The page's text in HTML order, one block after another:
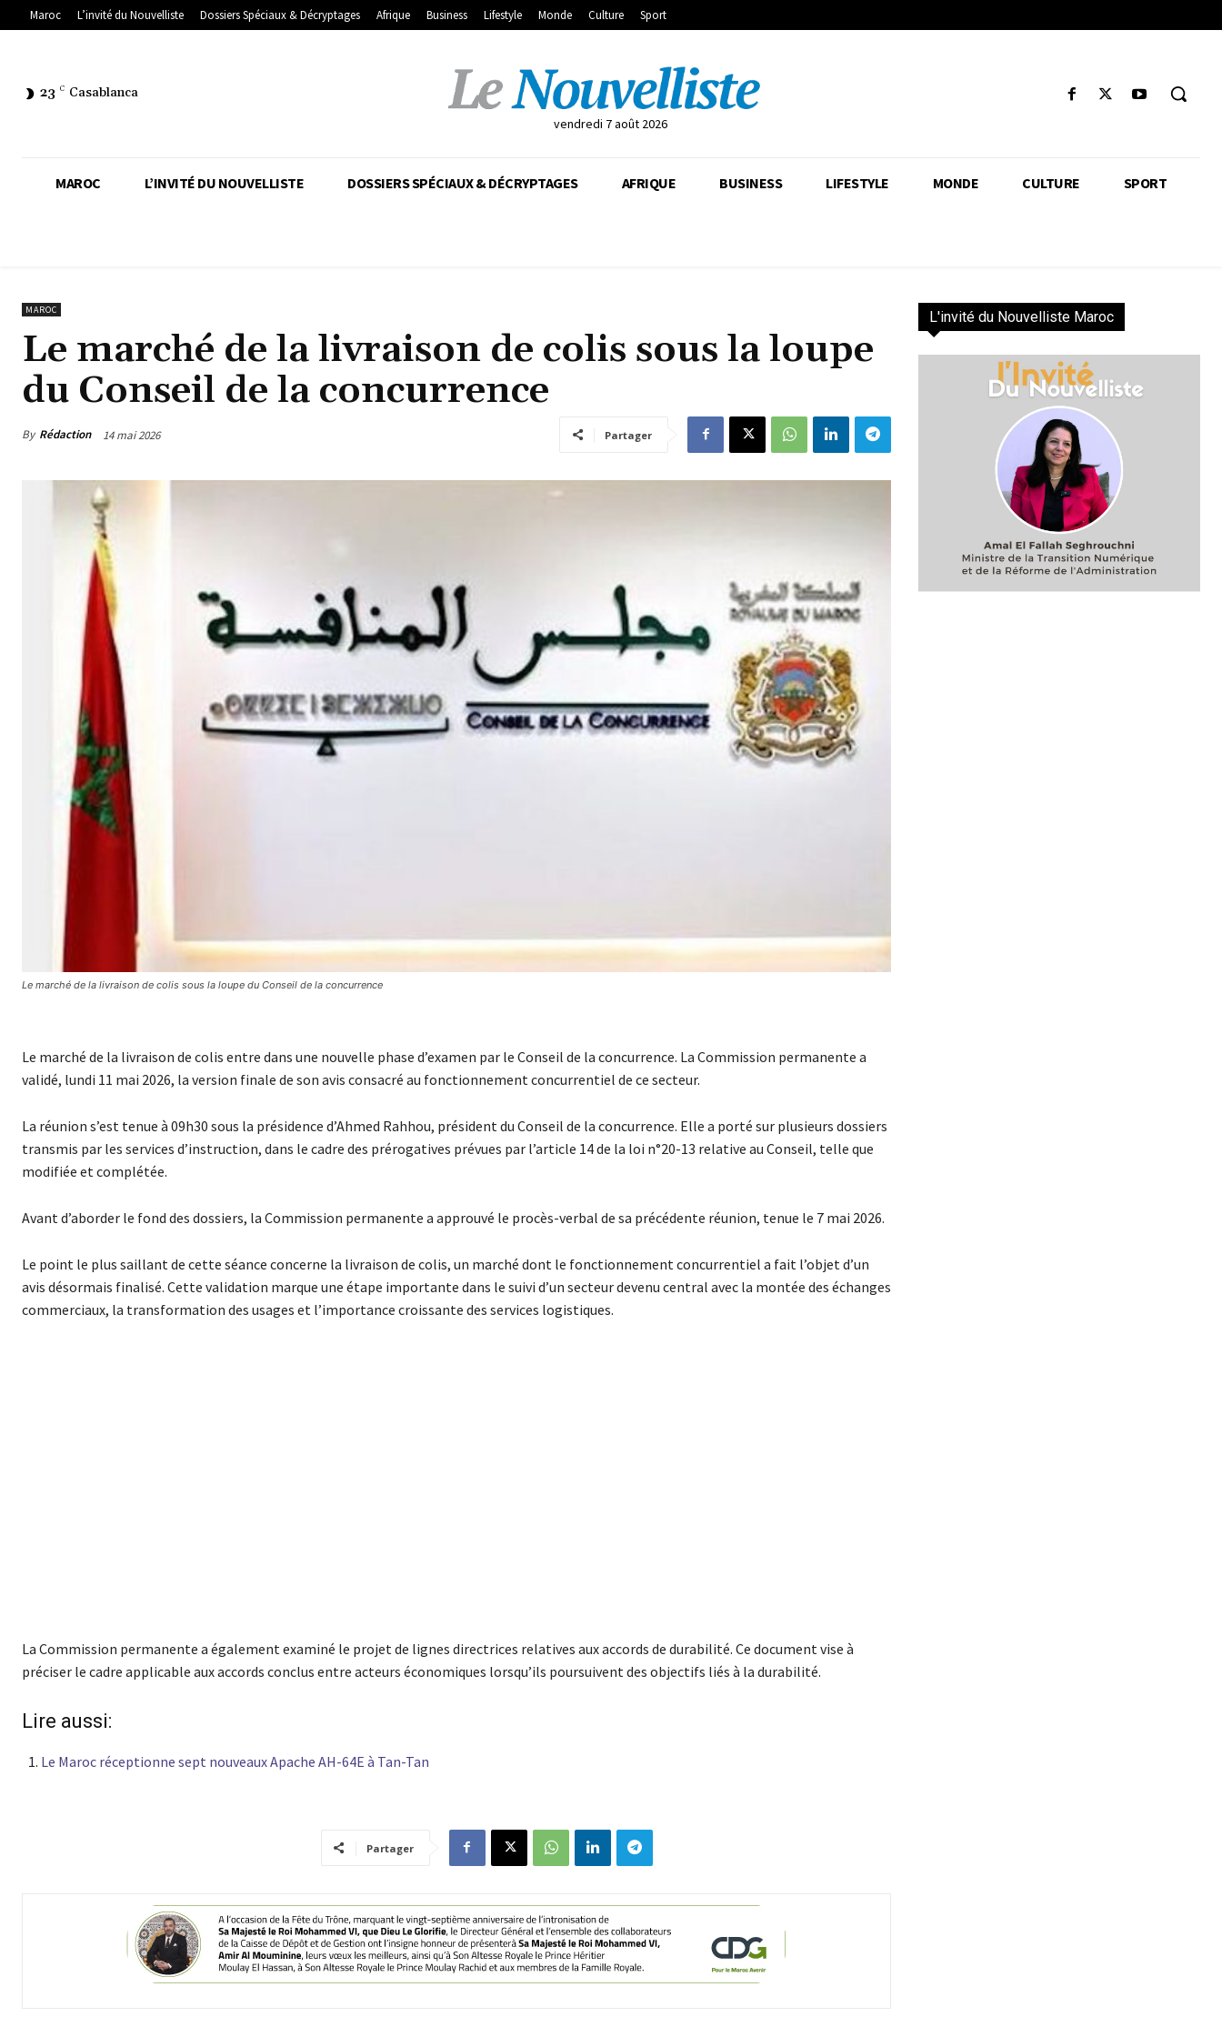
Maroc L’invité du Nouvelliste Dossiers Spéciaux & Décryptages Afrique Business Lifestyle Monde Culture Sport
23 C Casablanca
vendredi 7 août 2026
MAROC L’INVITÉ DU NOUVELLISTE DOSSIERS SPÉCIAUX & DÉCRYPTAGES AFRIQUE BUSINESS LIFESTYLE MONDE CULTURE SPORT
MAROC
Le marché de la livraison de colis sous la loupe
du Conseil de la concurrence
By Rédaction 14 mai 2026 Partager
Le marché de la livraison de colis sous la loupe du Conseil de la concurrence
Le marché de la livraison de colis entre dans une nouvelle phase d’examen par le Conseil de la concurrence. La Commission permanente a
validé, lundi 11 mai 2026, la version finale de son avis consacré au fonctionnement concurrentiel de ce secteur.
La réunion s’est tenue à 09h30 sous la présidence d’Ahmed Rahhou, président du Conseil de la concurrence. Elle a porté sur plusieurs dossiers
transmis par les services d’instruction, dans le cadre des prérogatives prévues par l’article 14 de la loi n°20-13 relative au Conseil, telle que
modifiée et complétée.
Avant d’aborder le fond des dossiers, la Commission permanente a approuvé le procès-verbal de sa précédente réunion, tenue le 7 mai 2026.
Le point le plus saillant de cette séance concerne la livraison de colis, un marché dont le fonctionnement concurrentiel a fait l’objet d’un
avis désormais finalisé. Cette validation marque une étape importante dans le suivi d’un secteur devenu central avec la montée des échanges
commerciaux, la transformation des usages et l’importance croissante des services logistiques.
La Commission permanente a également examiné le projet de lignes directrices relatives aux accords de durabilité. Ce document vise à
préciser le cadre applicable aux accords conclus entre acteurs économiques lorsqu’ils poursuivent des objectifs liés à la durabilité.
Lire aussi:
Le Maroc réceptionne sept nouveaux Apache AH-64E à Tan-Tan
Partager
L'invité du Nouvelliste Maroc